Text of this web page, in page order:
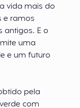
vida mais do
e ramos
antigos. E o
uma
e um futuro
pela
com